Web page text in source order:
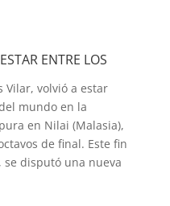
ENTRE LOS
Vilar, volvió a estar
mundo en la
en Nilai (Malasia),
de final. Este fin
disputó una nueva